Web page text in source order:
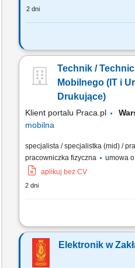
2 dni
Będziesz odpowiadać za:
Instrukcją planowo-
naprawę, wymianę elementów
energoelektronicznych napędu
sterowania w taborze...
Technik /
Mobilnego (IT i
Drukujące)
Klient portalu Praca.pl
mobilna
specjalista / specjalistka (mid) /
pracowniczka fizyczna
umowa
aplikuj bez CV
2 dni
Realizowanie przeglądów,
sprzętu biurowego bezpośrednio
klientów. Weryfikacja i
incydentów z zakresu
Elektronik w